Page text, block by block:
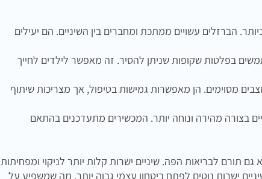
הברזלים עשויים ממתכת ומחברים בין השיניים. הם יעילים
בפלטות שקופות שניתן להסיר. זה מאפשר לילדים לחייך
מסוימים. הן מאפשרות גמישות בטיפול, אך מצריכות שיתוף
בצורה מהירה ונוחה יותר. המכשירים מתעדכנים בהתאם
תורם לבריאות הפה. שיניים ישרות קלות יותר לניקוי ומפחיתות
ישרות נוטים לפתח ביטחון עצמי גבוה יותר, מה שמשפיע על